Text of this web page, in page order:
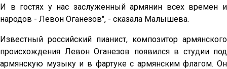
И в гостях у нас заслуженный армянин всех времен и
народов - Левон Оганезов", - сказала Малышева.
Известный российский пианист, композитор армянского
происхождения Левон Оганезов появился в студии под
армянскую музыку и в фартуке с армянским флагом. Он